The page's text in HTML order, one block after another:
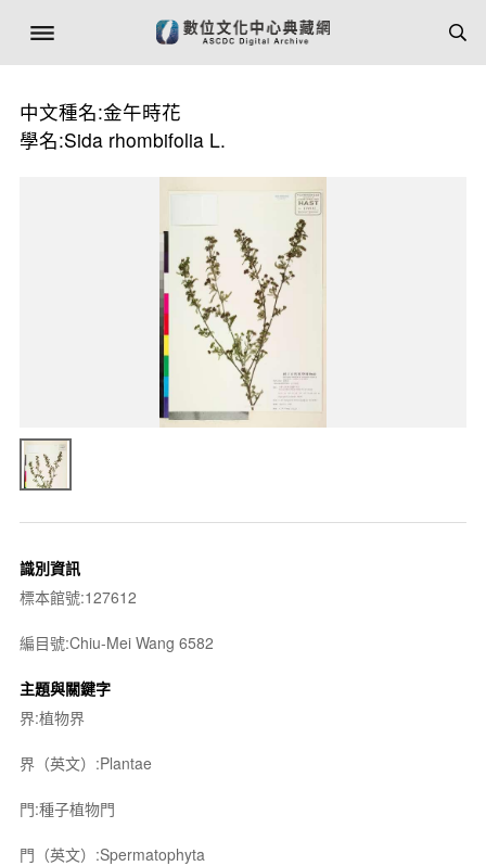
中文種名:金午時花
學名:Sida rhombifolia L.
識別資訊
標本館號:127612
編目號:Chiu-Mei Wang 6582
主題與關鍵字
界:植物界
界（英文）:Plantae
門:種子植物門
門（英文）:Spermatophyta